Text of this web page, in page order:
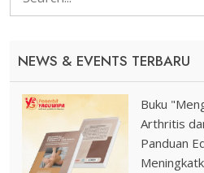
NEWS & EVENTS TERBARU
Buku
Arthritis
Panduan